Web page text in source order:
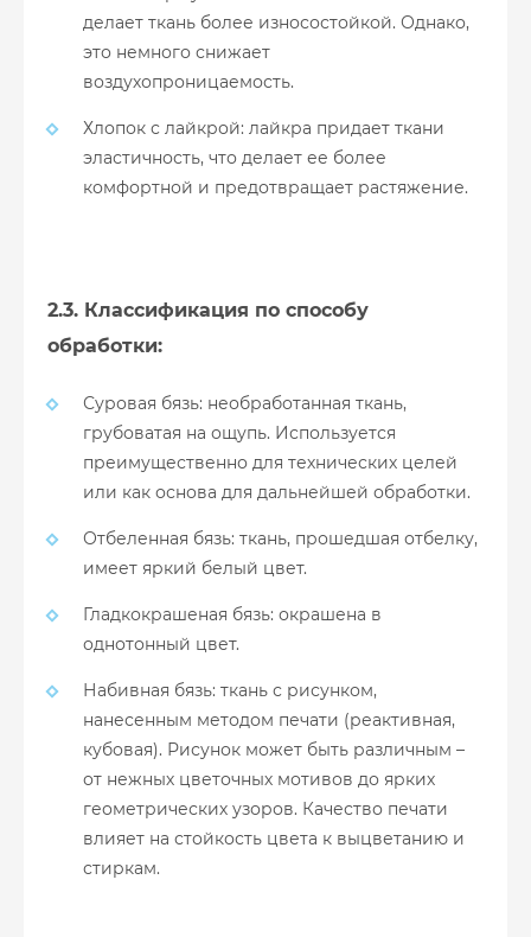
делает ткань более износостойкой. Однако,
это немного снижает
воздухопроницаемость.
Хлопок с лайкрой: лайкра придает ткани
эластичность, что делает ее более
комфортной и предотвращает растяжение.
2.3. Классификация по способу
обработки:
Суровая бязь: необработанная ткань,
грубоватая на ощупь. Используется
преимущественно для технических целей
или как основа для дальнейшей обработки.
Отбеленная бязь: ткань, прошедшая отбелку,
имеет яркий белый цвет.
Гладкокрашеная бязь: окрашена в
однотонный цвет.
Набивная бязь: ткань с рисунком,
нанесенным методом печати (реактивная,
кубовая). Рисунок может быть различным –
от нежных цветочных мотивов до ярких
геометрических узоров. Качество печати
влияет на стойкость цвета к выцветанию и
стиркам.